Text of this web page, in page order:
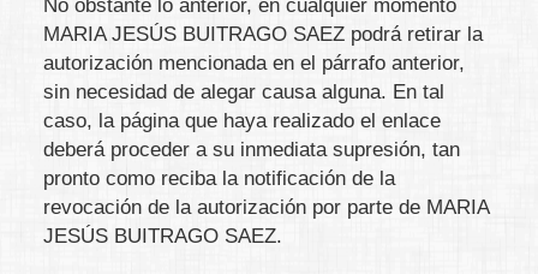
No obstante lo anterior, en cualquier momento
MARIA JESÚS BUITRAGO SAEZ podrá retirar la
autorización mencionada en el párrafo anterior,
sin necesidad de alegar causa alguna. En tal
caso, la página que haya realizado el enlace
deberá proceder a su inmediata supresión, tan
pronto como reciba la notificación de la
revocación de la autorización por parte de MARIA
JESÚS BUITRAGO SAEZ.